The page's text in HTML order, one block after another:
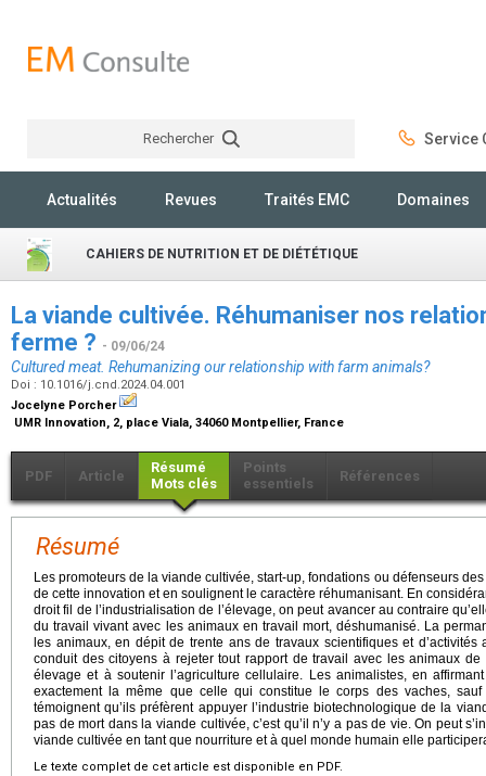
Rechercher Service
Actualités Revues Traités EMC Domaines
CAHIERS DE NUTRITION ET DE DIÉTÉTIQUE
La viande cultivée. Réhumaniser nos
ferme ? - 09/06/24
Cultured meat. Rehumanizing our relationship with farm animals?
Doi : 10.1016/j.cnd.2024.04.001
Jocelyne Porcher
UMR Innovation, 2, place Viala, 34060 Montpellier, France
PDF Article
Résumé
Mots clés
Points
essentiels
Références
Résumé
Les promoteurs de la viande cultivée, start-up, fondations ou défenseurs
de cette innovation et en soulignent le caractère réhumanisant. En
droit fil de l’industrialisation de l’élevage, on peut avancer au contraire
du travail vivant avec les animaux en travail mort, déshumanisé. La
les animaux, en dépit de trente ans de travaux scientifiques et
conduit des citoyens à rejeter tout rapport de travail avec les animaux
élevage et à soutenir l’agriculture cellulaire. Les animalistes, en
exactement la même que celle qui constitue le corps des vaches, sauf
témoignent qu’ils préfèrent appuyer l’industrie biotechnologique de la
pas de mort dans la viande cultivée, c’est qu’il n’y a pas de vie. On peut
viande cultivée en tant que nourriture et à quel monde humain elle
Le texte complet de cet article est disponible en PDF.